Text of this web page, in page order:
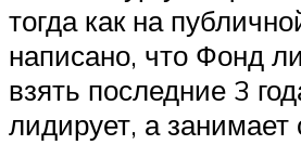
тогда как на
написано, что Фонд
взять последние 3
лидирует, а занимает